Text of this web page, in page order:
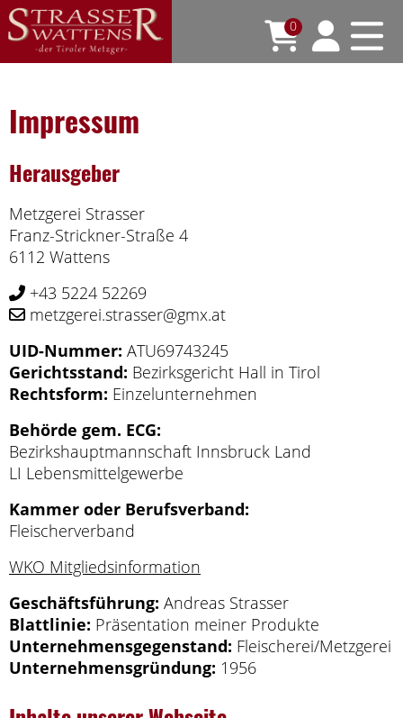
0
Impressum
Herausgeber
Metzgerei Strasser
Franz-Strickner-Straße 4
6112 Wattens
+43 5224 52269
metzgerei.strasser@gmx.at
UID-Nummer: ATU69743245
Gerichtsstand: Bezirksgericht Hall in Tirol
Rechtsform: Einzelunternehmen
Behörde gem. ECG:
Bezirkshauptmannschaft Innsbruck Land
LI Lebensmittelgewerbe
Kammer oder Berufsverband:
Fleischerverband
WKO Mitgliedsinformation
Geschäftsführung: Andreas Strasser
Blattlinie: Präsentation meiner Produkte
Unternehmensgegenstand: Fleischerei/Metzgerei
Unternehmensgründung: 1956